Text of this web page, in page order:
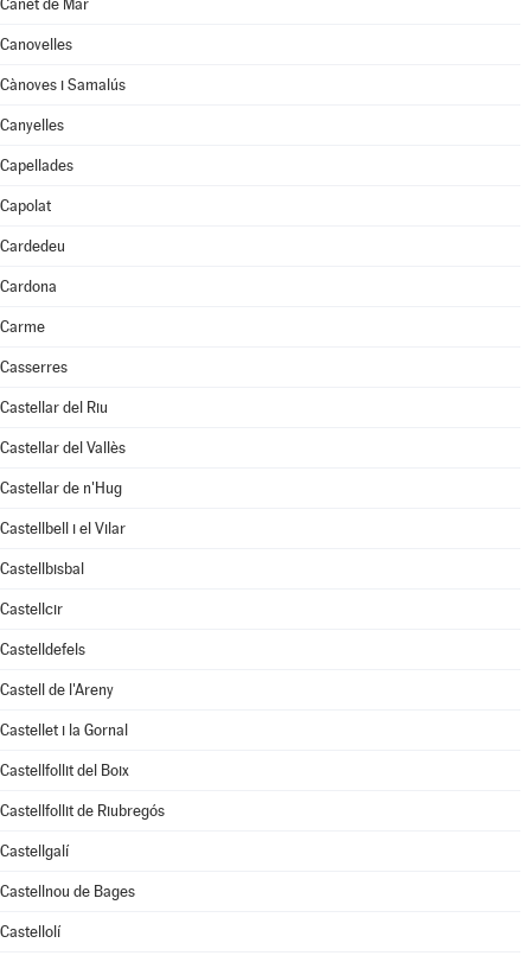
Canet de Mar
Canovelles
Cànoves i Samalús
Canyelles
Capellades
Capolat
Cardedeu
Cardona
Carme
Casserres
Castellar del Riu
Castellar del Vallès
Castellar de n'Hug
Castellbell i el Vilar
Castellbisbal
Castellcir
Castelldefels
Castell de l'Areny
Castellet i la Gornal
Castellfollit del Boix
Castellfollit de Riubregós
Castellgalí
Castellnou de Bages
Castellolí